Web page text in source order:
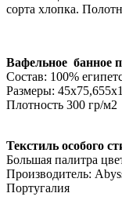
сорта хлопка.
Вафельное банное
Состав: 100%
Размеры:
Плотность 300 гр/м2
Текстиль особого
Большая палитра
Производитель:
Португалия